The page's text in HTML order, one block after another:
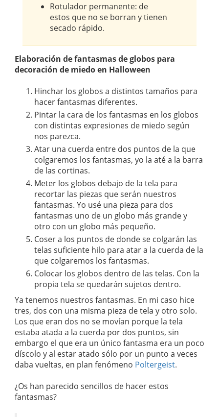
Rotulador permanente: de
estos que no se borran y tienen
secado rápido.
Elaboración de fantasmas de globos para
decoración de miedo en Halloween
Hinchar los globos a distintos tamaños para
hacer fantasmas diferentes.
Pintar la cara de los fantasmas en los globos
con distintas expresiones de miedo según
nos parezca.
Atar una cuerda entre dos puntos de la que
colgaremos los fantasmas, yo la até a la barra
de las cortinas.
Meter los globos debajo de la tela para
recortar las piezas que serán nuestros
fantasmas. Yo usé una pieza para dos
fantasmas uno de un globo más grande y
otro con un globo más pequeño.
Coser a los puntos de donde se colgarán las
telas suficiente hilo para atar a la cuerda de la
que colgaremos los fantasmas.
Colocar los globos dentro de las telas. Con la
propia tela se quedarán sujetos dentro.
Ya tenemos nuestros fantasmas. En mi caso hice
tres, dos con una misma pieza de tela y otro solo.
Los que eran dos no se movían porque la tela
estaba atada a la cuerda por dos puntos, sin
embargo el que era un único fantasma era un poco
díscolo y al estar atado sólo por un punto a veces
daba vueltas, en plan fenómeno Poltergeist.
¿Os han parecido sencillos de hacer estos
fantasmas?